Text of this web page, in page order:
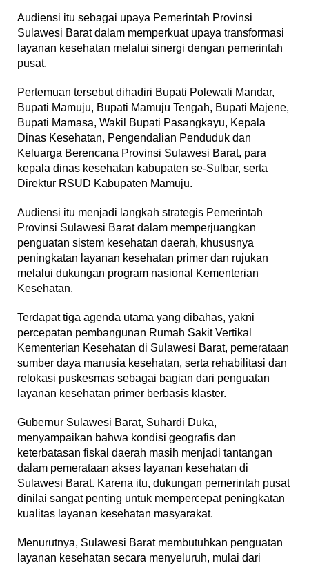
Audiensi itu sebagai upaya Pemerintah Provinsi
Sulawesi Barat dalam memperkuat upaya transformasi
layanan kesehatan melalui sinergi dengan pemerintah
pusat.
Pertemuan tersebut dihadiri Bupati Polewali Mandar,
Bupati Mamuju, Bupati Mamuju Tengah, Bupati Majene,
Bupati Mamasa, Wakil Bupati Pasangkayu, Kepala
Dinas Kesehatan, Pengendalian Penduduk dan
Keluarga Berencana Provinsi Sulawesi Barat, para
kepala dinas kesehatan kabupaten se-Sulbar, serta
Direktur RSUD Kabupaten Mamuju.
Audiensi itu menjadi langkah strategis Pemerintah
Provinsi Sulawesi Barat dalam memperjuangkan
penguatan sistem kesehatan daerah, khususnya
peningkatan layanan kesehatan primer dan rujukan
melalui dukungan program nasional Kementerian
Kesehatan.
Terdapat tiga agenda utama yang dibahas, yakni
percepatan pembangunan Rumah Sakit Vertikal
Kementerian Kesehatan di Sulawesi Barat, pemerataan
sumber daya manusia kesehatan, serta rehabilitasi dan
relokasi puskesmas sebagai bagian dari penguatan
layanan kesehatan primer berbasis klaster.
Gubernur Sulawesi Barat, Suhardi Duka,
menyampaikan bahwa kondisi geografis dan
keterbatasan fiskal daerah masih menjadi tantangan
dalam pemerataan akses layanan kesehatan di
Sulawesi Barat. Karena itu, dukungan pemerintah pusat
dinilai sangat penting untuk mempercepat peningkatan
kualitas layanan kesehatan masyarakat.
Menurutnya, Sulawesi Barat membutuhkan penguatan
layanan kesehatan secara menyeluruh, mulai dari